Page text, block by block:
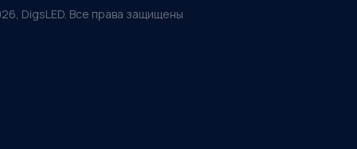
, DigsLED. Все права защищены